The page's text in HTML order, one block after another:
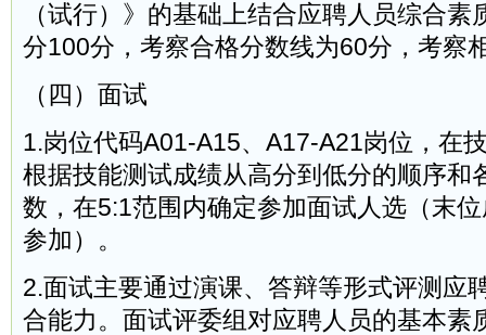
（试行）》的基础上结合应聘人员综合
分100分，考察合格分数线为60分，考察
（四）面试
1.岗位代码A01-A15、A17-A21岗位，在
根据技能测试成绩从高分到低分的顺序和
数，在5:1范围内确定参加面试人选（末
参加）。
2.面试主要通过演课、答辩等形式评测应
合能力。面试评委组对应聘人员的基本素